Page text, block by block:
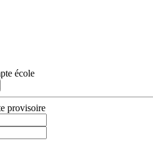
école
provisoire